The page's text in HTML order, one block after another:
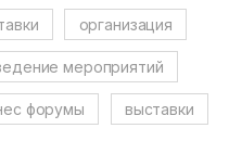
организация
мероприятий
форумы выставки